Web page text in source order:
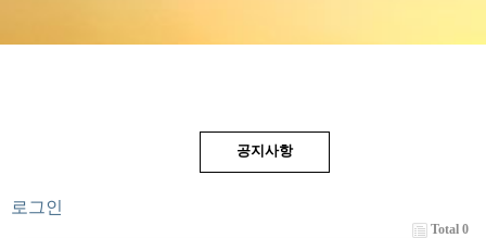
공지사항
로그인
Total 0